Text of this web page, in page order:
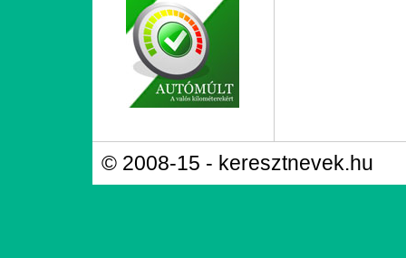
© 2008-15 - keresztnevek.hu